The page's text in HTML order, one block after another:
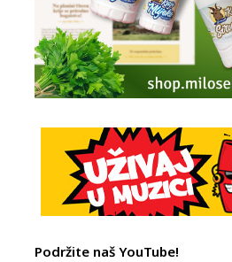
Podržite naš YouTube!